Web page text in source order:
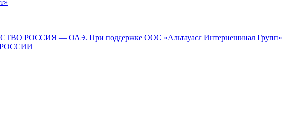
РОССИЯ — ОАЭ. При поддержке ООО «Альтауасл Интернешинал Групп»